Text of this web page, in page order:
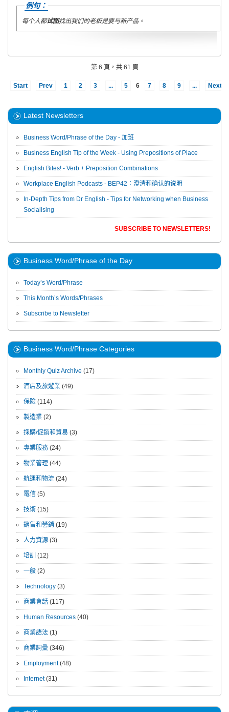
例句：
每个人都试图找出我们的老板是要与新产品。
第 6 頁，共 61 頁
Start Prev 1 2 3 ... 5 6 7 8 9 ... Next
Latest Newsletters
Business Word/Phrase of the Day - 加班
Business English Tip of the Week - Using Prepositions of Place
English Bites! - Verb + Preposition Combinations
Workplace English Podcasts - BEP42：澄清和确认的说明
In-Depth Tips from Dr English - Tips for Networking when Business
Socialising
SUBSCRIBE TO NEWSLETTERS!
Business Word/Phrase of the Day
Today’s Word/Phrase
This Month’s Words/Phrases
Subscribe to Newsletter
Business Word/Phrase Categories
Monthly Quiz Archive (17)
酒店及旅遊業 (49)
保險 (114)
製造業 (2)
採購/促銷和貿易 (3)
專業服務 (24)
物業管理 (44)
航運和物流 (24)
電信 (5)
技術 (15)
銷售和營銷 (19)
人力資源 (3)
培訓 (12)
一般 (2)
Technology (3)
商業會話 (117)
Human Resources (40)
商業語法 (1)
商業詞彙 (346)
Employment(48)
Internet(31)